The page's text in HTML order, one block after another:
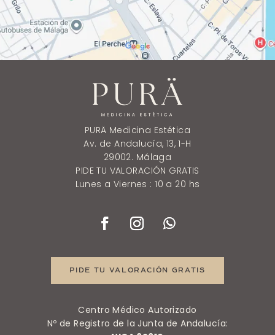
PURÄ Medicina Estética
Av. de Andalucía, 13, 1-H
29002. Málaga
PIDE TU VALORACIÓN GRATIS
Lunes a Viernes : 10 a 20 hs
PIDE TU VALORACIÓN GRATIS
Centro Médico Autorizado
Nº de Registro de la Junta de Andalucía: